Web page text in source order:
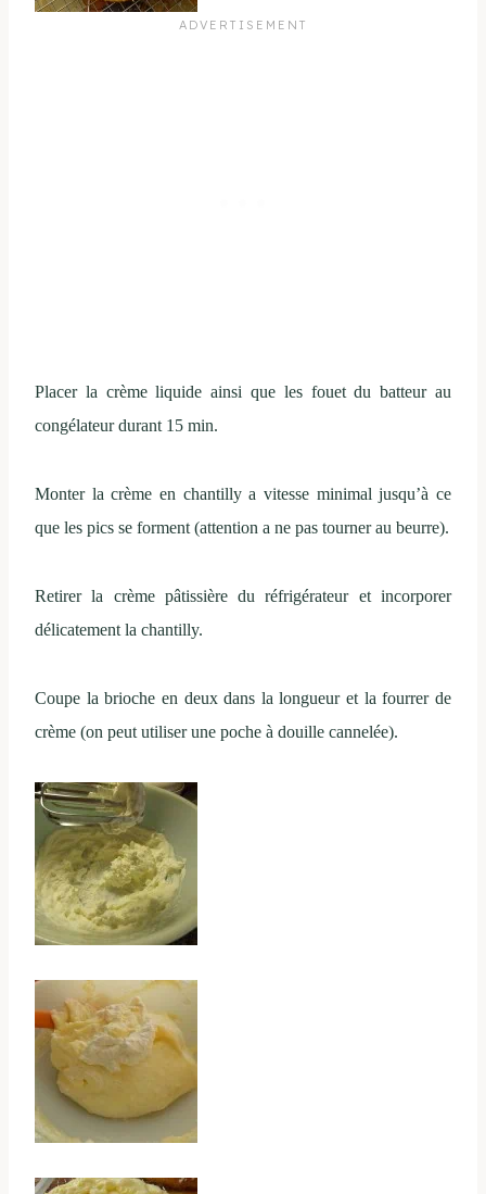
Placer la crème liquide ainsi que les fouet du batteur au
congélateur durant 15 min.
Monter la crème en chantilly a vitesse minimal jusqu’à ce
que les pics se forment (attention a ne pas tourner au beurre).
Retirer la crème pâtissière du réfrigérateur et incorporer
délicatement la chantilly.
Coupe la brioche en deux dans la longueur et la fourrer de
crème (on peut utiliser une poche à douille cannelée).